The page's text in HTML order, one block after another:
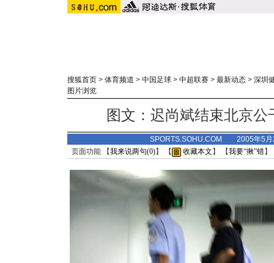
搜狐首页 > 体育频道 > 中国足球 > 中超联赛 > 最新动态 > 深圳
图片浏览
图文：迟尚斌结束北京
SPORTS.SOHU.COM 2005年5
页面功能 【我来说两句(0)】 【 收藏本文 】 【我要“揪”错】